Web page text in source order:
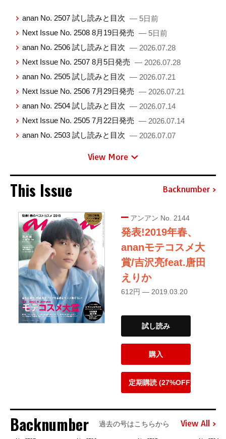
anan No. 2507 試し読みと目次 — 5日前
Next Issue No. 2508 8月19日発売 — 5日前
anan No. 2506 試し読みと目次 — 2026.07.28
Next Issue No. 2507 8月5日発売 — 2026.07.28
anan No. 2505 試し読みと目次 — 2026.07.21
Next Issue No. 2506 7月29日発売 — 2026.07.21
anan No. 2504 試し読みと目次 — 2026.07.14
Next Issue No. 2505 7月22日発売 — 2026.07.14
anan No. 2503 試し読みと目次 — 2026.07.07
View More
This Issue Backnumber
アンアン No. 2144
発表!2019年春、
ananモテコスメ大
賞/吉沢亮feat.唐田
えりか
612円 — 2019.03.20
試し読み
購入
定期購読 (27%OFF)
Backnumber 過去の号はこちらから View All